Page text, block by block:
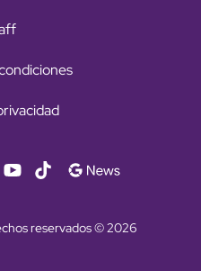
reservados © 2026